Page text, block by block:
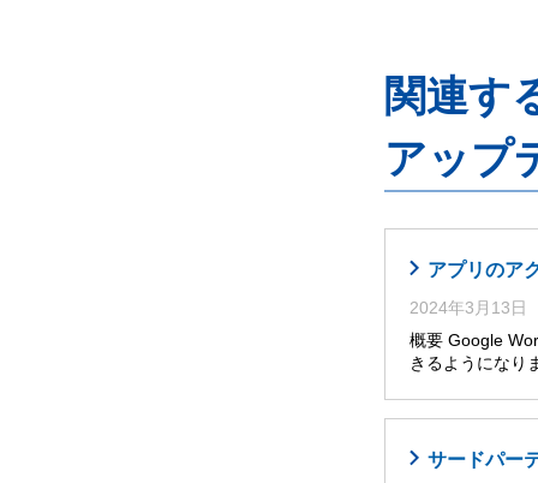
関連す
アップ
アプリのア
2024年3月13日
概要 Google
きるようになり
サードパー